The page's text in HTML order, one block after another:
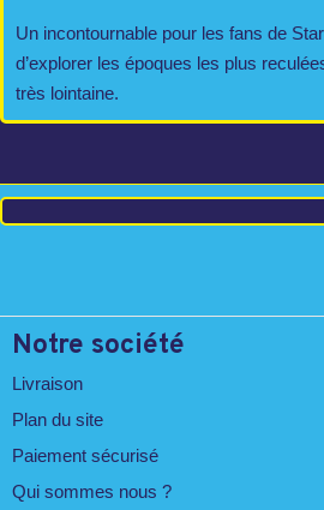
Un incontournable pour les fans de
d’explorer les époques les plus
très lointaine.
Notre société
Livraison
Plan du site
Paiement sécurisé
Qui sommes nous ?